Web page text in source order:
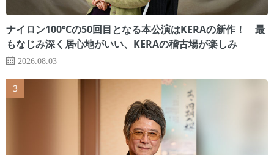
ナイロン100℃の50回目となる本公演はKERAの新作！ 最
もなじみ深く居心地がいい、KERAの稽古場が楽しみ
2026.08.03